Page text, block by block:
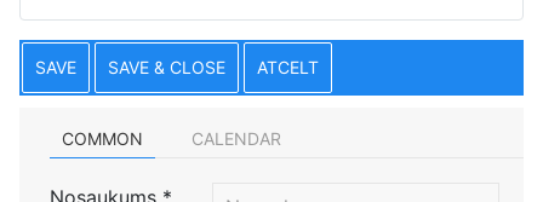
SAVE SAVE & CLOSE ATCELT
COMMON CALENDAR